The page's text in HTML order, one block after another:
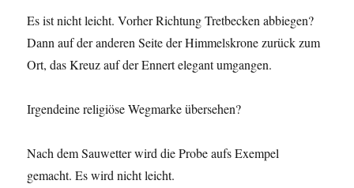
Es ist nicht leicht. Vorher Richtung Tretbecken abbiegen?
Dann auf der anderen Seite der Himmelskrone zurück zum
Ort, das Kreuz auf der Ennert elegant umgangen.
Irgendeine religiöse Wegmarke übersehen?
Nach dem Sauwetter wird die Probe aufs Exempel
gemacht. Es wird nicht leicht.